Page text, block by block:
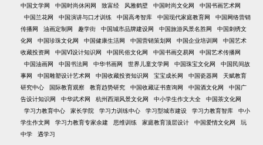
中国文学网 中国时尚休闲网 致富经 风雅鹤壁 中国时尚文化网
中国书画艺术网
中国兰花网
中国演讲与口才训练 中国高考智库 中国现代家庭教育网
中国网络营销
传播网
油画定制网 趣学街 中国城市品牌建设网 中国旅游风景名胜网
中国刺绣文
化网
中国珍珠文化网 中国健康生活网 中国营销策划网 中国企业培训网
中国艺术
收藏投资网
中国VI设计知识网 中国民俗文化网 中国书画交易网
中国艺术传播网
中国油画网
中国书法网 中华书画网 世界儿童文学网 中国珠宝文化网
中国民间故
事网
中国雕塑设计艺术网 中国收藏投资知识网 宝宝成长网 中国瓷器网
天赋教育
研究中心
国际教育观察 教育趋势研究 中国收藏证书查询网 中国酒文化网
中国广
告设计知识网
中华武术网 杭州西湖风景文化网 中小学生作文大全
中国茶文化网
学习力教育中心
家长学院 学习力训练中心 学习型城市建设 学习力教育智库
中小
学生作文网
学习力教育专家余建 思维训练 家庭教育顶层设计 中国爱情文化网
玩
中学
遇学习